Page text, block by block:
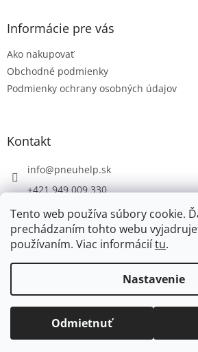
Tento web používa súbory cookie.
prechádzaním tohto webu
používaním. Viac informáciítu.
Nastavenie
Odmietnuť
Informácie pre vás
Ako nakupovať
Obchodné podmienky
Podmienky ochrany osobných údajov
Kontakt
info@pneuhelp.sk
+421 949 009 330
Copyright 2026PNEUHELP.SK.
Upraviť nastavenie